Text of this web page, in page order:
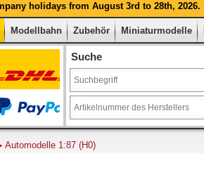
holidays from August 3rd to 28th, 2026.
Modellbahn Zubehör Miniaturmodelle
Suche
Automodelle 1:87 (H0)